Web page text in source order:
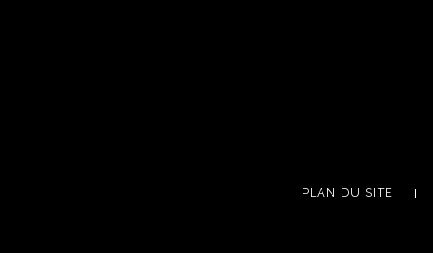
PLAN DU SITE